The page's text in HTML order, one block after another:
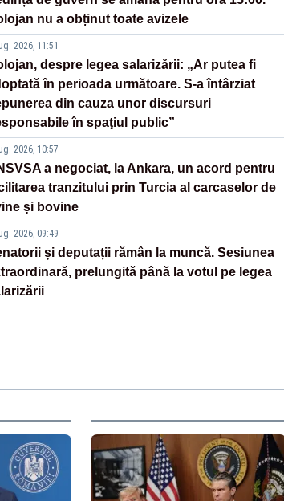
nu a obținut toate avizele
2026, 11:51
despre legea salarizării: „Ar putea fi
în perioada următoare. S-a întârziat
din cauza unor discursuri
în spaţiul public”
2026, 10:57
a negociat, la Ankara, un acord pentru
tranzitului prin Turcia al carcaselor de
și bovine
2026, 09:49
și deputații rămân la muncă. Sesiunea
prelungită până la votul pe legea